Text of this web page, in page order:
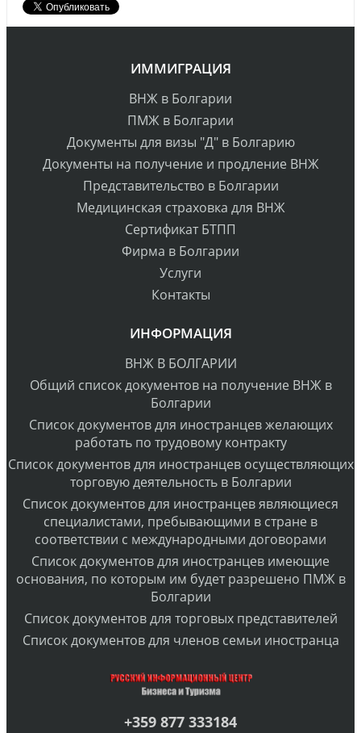
ИММИГРАЦИЯ
НЖ в Болгарии
ПМЖ в Болгарии
Документы для визы "Д" в Болгарию
Документы на получение и продление ВНЖ
Представительство в Болгарии
Медицинская страховка для ВНЖ
Сертификат БТПП
Фирма в Болгарии
Услуги
Контакты
ИНФОРМАЦИЯ
НЖ В БОЛГАРИИ
Общий список документов на получение ВНЖ
Болгарии
Список документов для иностранцев желающих
работать по трудовому контракту
Список документов для иностранцев осуществляющих
торговую деятельность в Болгарии
Список документов для иностранцев являющиеся
специалистами, пребывающими в стране
соответствии с международными договорами
Список документов для иностранцев имеющие
основания, по которым им будет разрешено ПМЖ
Болгарии
Список документов для торговых представителей
Список документов для членов семьи иностранца
+359 877 333184